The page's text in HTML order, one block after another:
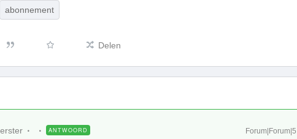
abonnement
Delen
ANTWOORD